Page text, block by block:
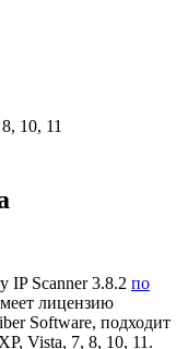
10, 11
IP Scanner 3.8.2 по
лицензию
Software, подходит
Vista, 7, 8, 10, 11.